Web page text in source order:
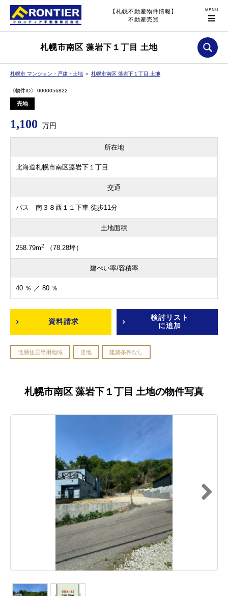
【札幌不動産物件情報】
不動産売買
札幌市南区 藻岩下１丁目 土地
札幌市 マンション・戸建・土地 ＞ 札幌市南区 藻岩下１丁目 土地
〔物件ID〕 0000056822
売地
1,100 万円
所在地
北海道札幌市南区藻岩下１丁目
交通
バス 南３８西１１下車 徒歩11分
土地面積
258.79m2 （78.28坪）
建ぺい率/容積率
40 ％ ／ 80 ％
資料請求
検討リスト
に追加
低層住居専用地域 更地 建築条件なし
札幌市南区 藻岩下１丁目 土地の物件写真